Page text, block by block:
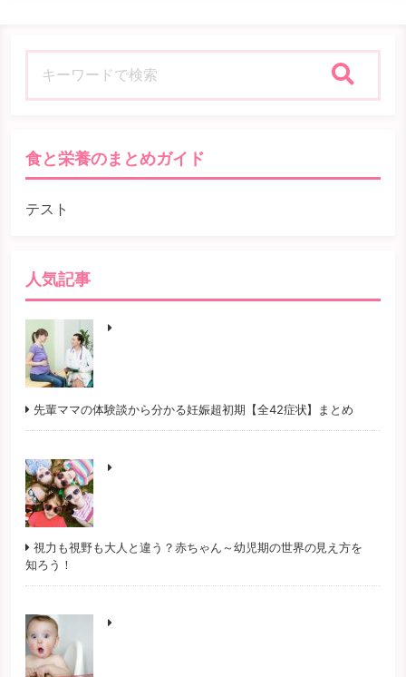
食と栄養のまとめガイド
テスト
人気記事
先輩ママの体験談から分かる妊娠超初期【全42症状】まとめ
視力も視野も大人と違う？赤ちゃん～幼児期の世界の見え方を
知ろう！